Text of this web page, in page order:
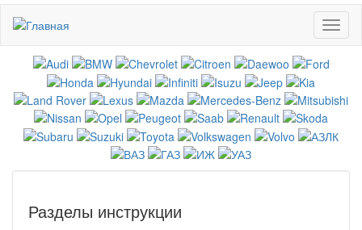
основному
содержанию
Разделы инструкции